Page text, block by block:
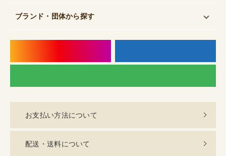
ブランド・団体から探す
お支払い方法について
配送・送料について